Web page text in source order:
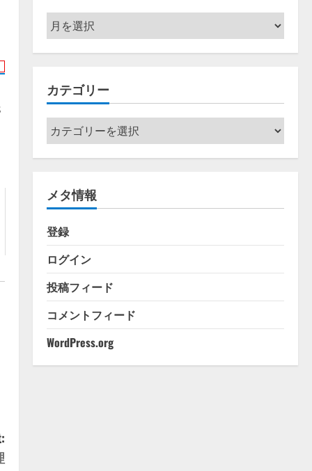
ア
ー
カ
ブ
カテゴリー
カ
テ
ゴ
ー
メタ情報
登録
ログイン
投稿フィード
コメントフィード
WordPress.org